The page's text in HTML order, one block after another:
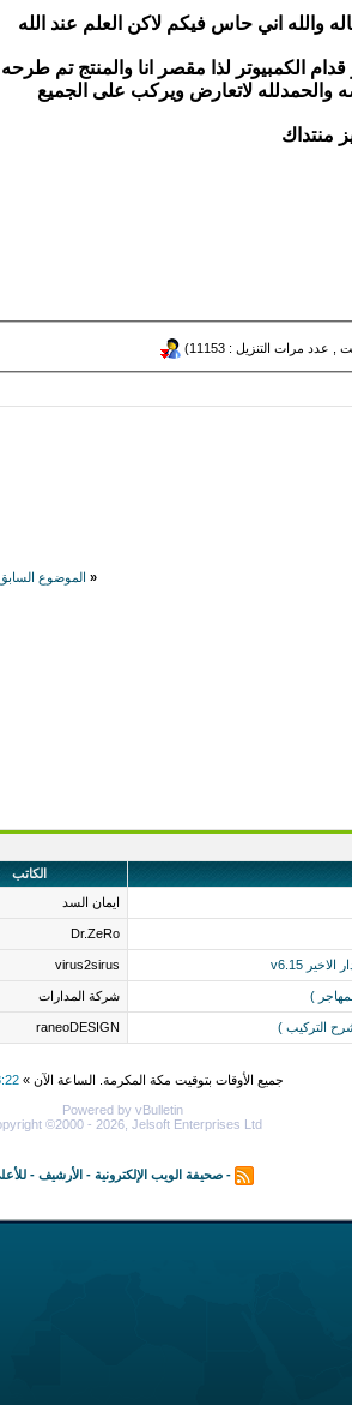
والله اني حاس فيكم لاكن العلم عند الله
الكمبيوتر لذا مقصر انا والمنتج تم
منتداك
« الموضوع السابق
الكاتب
ايمان السد
Dr.ZeRo
virus2sirus
شركة المدارات
التركيب ) raneoDESIGN
جميع الأوقات بتوقيت مكة المكرمة. الساعة الآن » PM
Powered by vBulletin
©2000 - 2026, Jelsoft Enterprises Ltd.
- صحيفة الويب الإلكترونية - الأرشيف -